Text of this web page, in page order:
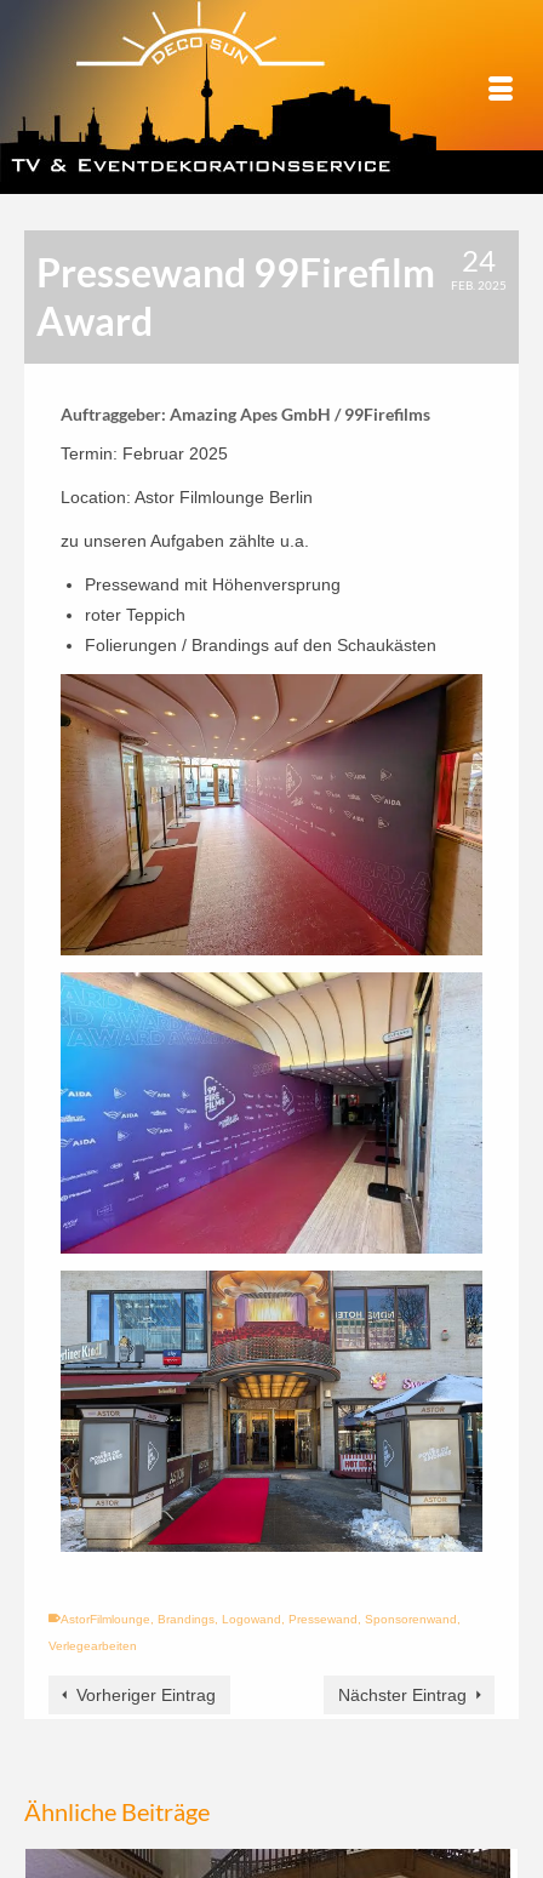
24
FEB. 2025
Pressewand 99Firefilm
Award
Auftraggeber: Amazing Apes GmbH / 99Firefilms
Termin: Februar 2025
Location: Astor Filmlounge Berlin
zu unseren Aufgaben zählte u.a.
Pressewand mit Höhenversprung
roter Teppich
Folierungen / Brandings auf den Schaukästen
AstorFilmlounge Brandings Logowand Pressewand Sponsorenwand
Verlegearbeiten
Vorheriger Eintrag Nächster Eintrag
Ähnliche Beiträge